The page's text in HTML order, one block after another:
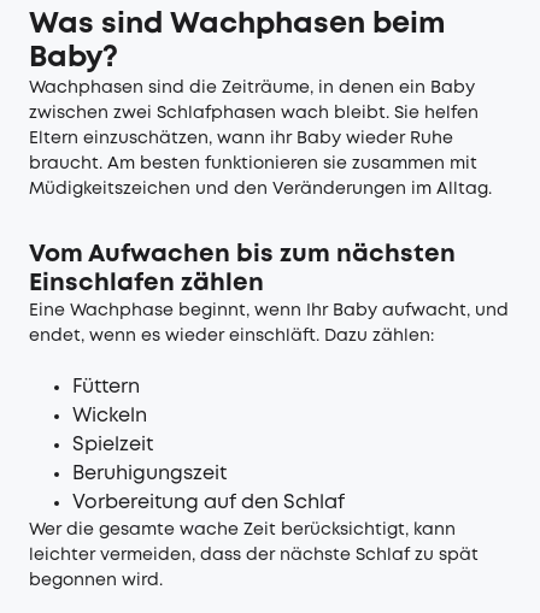
Was sind Wachphasen beim
Baby?
Wachphasen sind die Zeiträume, in denen ein Baby
zwischen zwei Schlafphasen wach bleibt. Sie helfen
Eltern einzuschätzen, wann ihr Baby wieder Ruhe
braucht. Am besten funktionieren sie zusammen mit
Müdigkeitszeichen und den Veränderungen im Alltag.
Vom Aufwachen bis zum nächsten
Einschlafen zählen
Eine Wachphase beginnt, wenn Ihr Baby aufwacht, und
endet, wenn es wieder einschläft. Dazu zählen:
Füttern
Wickeln
Spielzeit
Beruhigungszeit
Vorbereitung auf den Schlaf
Wer die gesamte wache Zeit berücksichtigt, kann
leichter vermeiden, dass der nächste Schlaf zu spät
begonnen wird.